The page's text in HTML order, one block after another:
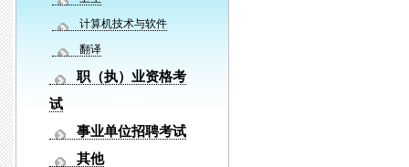
计算机技术与软件
翻译
职（执）业资格考
试
事业单位招聘考试
其他